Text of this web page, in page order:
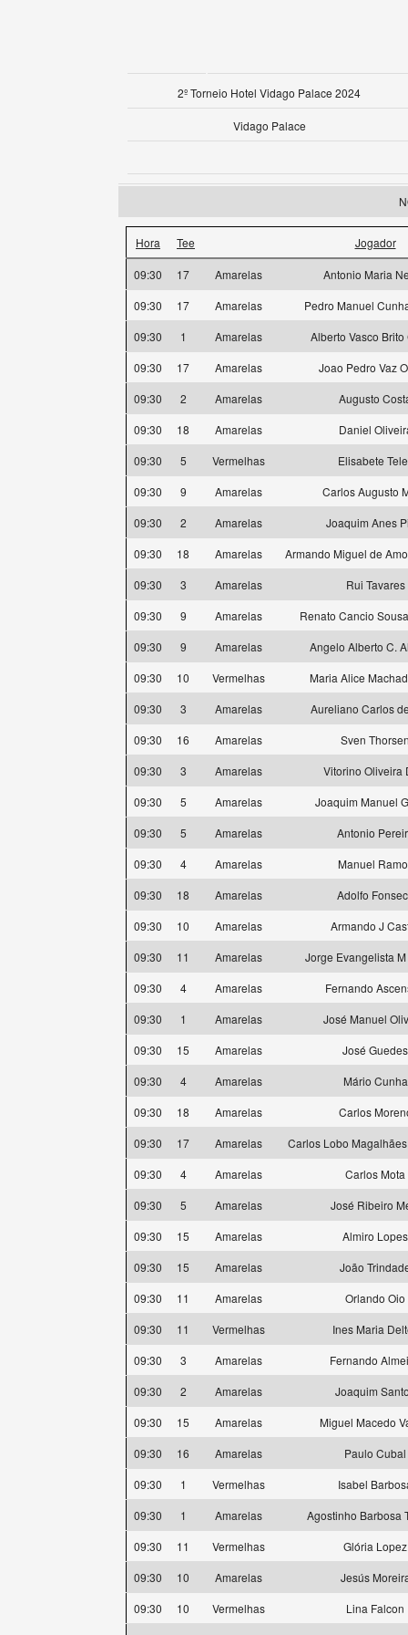
2º Torneio Hotel Vidago Palace 2024
Vidago Palace
Hora Tee Jogador
09:30 17 Amarelas
Antonio Maria
09:30
17 Amarelas
Pedro Manuel
09:30
1 Amarelas
Alberto Vasco Brito
09:30
17 Amarelas
Joao Pedro Vaz
09:30
2 Amarelas
Augusto
09:30
18 Amarelas
Daniel
09:30
5 Vermelhas
Elisabete
09:30
9 Amarelas
Carlos Augusto
09:30
2 Amarelas
Joaquim Anes
09:30
18 Amarelas
Armando Miguel de
09:30
3 Amarelas
Rui Tavares
09:30
9 Amarelas
Renato Cancio
09:30
9 Amarelas
Angelo Alberto C.
09:30
10 Vermelhas
Maria Alice
09:30
3 Amarelas
Aureliano Carlos
09:30
16 Amarelas
Sven
09:30
3 Amarelas
Vitorino Oliveira
09:30
5 Amarelas
Joaquim Manuel
09:30
5 Amarelas
Antonio
09:30
4 Amarelas
Manuel
09:30
18 Amarelas
Adolfo
09:30
10 Amarelas
Armando J
09:30
11 Amarelas
Jorge Evangelista
09:30
4 Amarelas
Fernando
09:30
1 Amarelas
José Manuel
09:30
15 Amarelas
José Guedes
09:30
4 Amarelas
Mário Cunha
09:30
18 Amarelas
Carlos
09:30
17 Amarelas
Carlos Lobo
09:30
4 Amarelas
Carlos Mota
09:30
5 Amarelas
José Ribeiro
09:30
15 Amarelas
Almiro Lopes
09:30
15 Amarelas
João
09:30
11 Amarelas
Orlando Oio
09:30
11 Vermelhas
Ines Maria
09:30
3 Amarelas
Fernando
09:30
2 Amarelas
Joaquim
09:30
15 Amarelas
Miguel Macedo
09:30
16 Amarelas
Paulo Cubal
09:30
1 Vermelhas
Isabel
09:30
1 Amarelas
Agostinho Barbosa
09:30
11 Vermelhas
Glória Lopez
09:30
10 Amarelas
Jesús
09:30
10 Vermelhas
Lina Falcon